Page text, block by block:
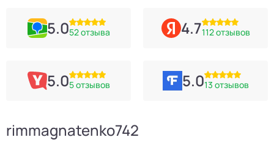
5.052 отзыва 4.7112 отзывов
5.05 отзывов 5.013 отзывов
rimmagnatenko742